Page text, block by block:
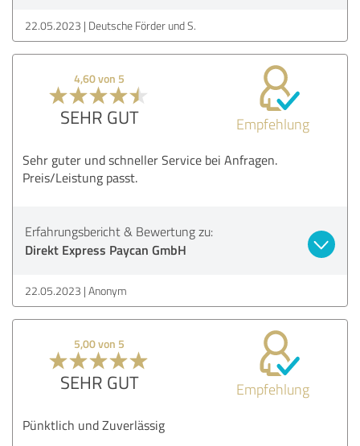
22.05.2023 Deutsche Förder und S.
4,60 von 5
SEHR GUT Empfehlung
Sehr guter und schneller Service bei Anfragen.
Preis/Leistung passt.
Erfahrungsbericht & Bewertung zu:
Direkt Express Paycan GmbH
22.05.2023 Anonym
5,00 von 5
SEHR GUT Empfehlung
Pünktlich und Zuverlässig